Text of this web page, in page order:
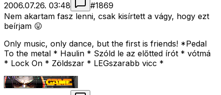
2006.07.26. 03:48 #1869
Nem akartam fasz lenni, csak kisírtett a vágy, hogy ezt
beírjam 😛
Only music, only dance, but the first is friends! *Pedal
To the metal * Haulin * Szóld le az előtted írót * vótmá
* Lock On * Zöldszar * LEGszarabb vicc *